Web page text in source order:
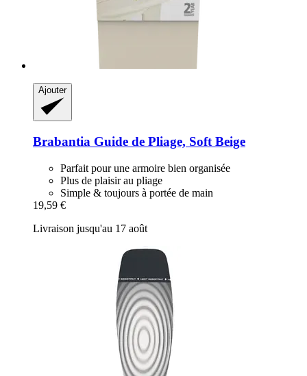
Ajouter
Brabantia Guide de Pliage, Soft Beige
Parfait pour une armoire bien organisée
Plus de plaisir au pliage
Simple & toujours à portée de main
19,59 €
Livraison jusqu'au 17 août